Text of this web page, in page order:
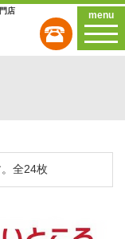
店 menu
全24枚